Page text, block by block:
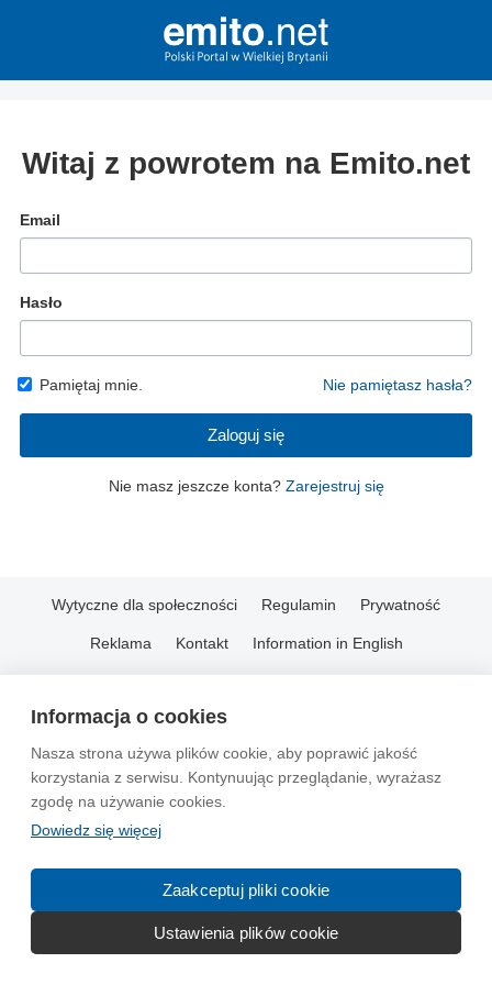
Informacja o cookies
Nasza strona używa plików cookie, aby poprawić jakość
korzystania z serwisu. Kontynuując przeglądanie, wyrażasz
zgodę na używanie cookies.
Dowiedz się więcej
Zaakceptuj pliki cookie
Ustawienia plików cookie
Witaj z powrotem na Emito.net
Email
Hasło
Pamiętaj mnie. Nie pamiętasz hasła?
Zaloguj się
Nie masz jeszcze konta? Zarejestruj się
Wytyczne dla społeczności Regulamin Prywatność
Reklama Kontakt Information in English